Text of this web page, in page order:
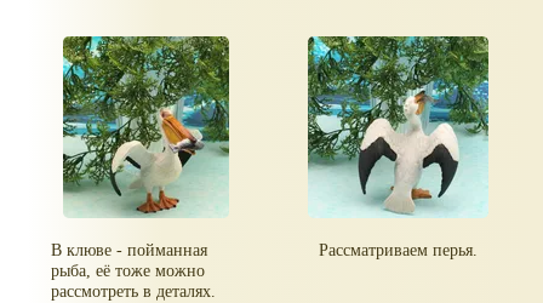
В клюве - пойманная
рыба, её тоже можно
рассмотреть в деталях.
Рассматриваем перья.